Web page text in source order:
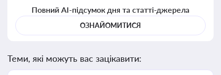
Повний AI-підсумок дня та статті-джерела
ОЗНАЙОМИТИСЯ
Теми, які можуть вас зацікавити: